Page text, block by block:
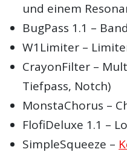
und einem
BugPass 1.1 –
W1Limiter –
CrayonFilter –
Tiefpass, Notch)
MonstaChorus –
FlofiDeluxe 1.1 –
SimpleSqueeze –